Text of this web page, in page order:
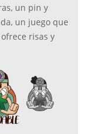
un pin y
un juego que
risas y